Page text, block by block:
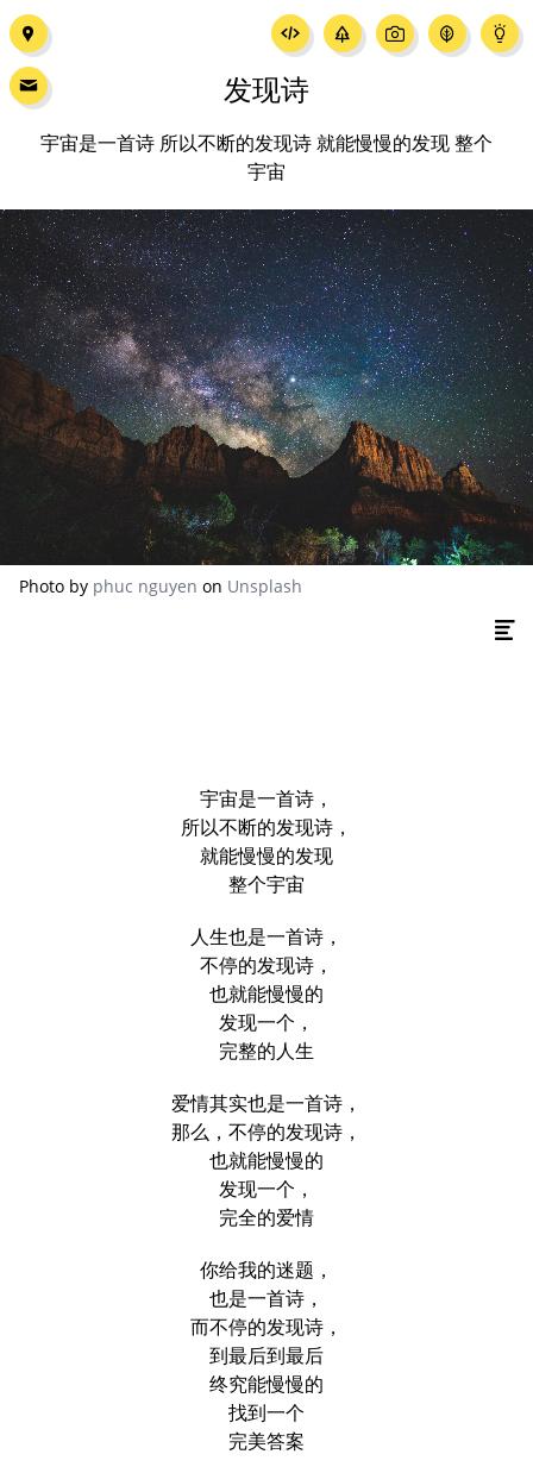
发现诗
宇宙是一首诗 所以不断的发现诗 就能慢慢的发现 整个
宇宙
Photo by phuc nguyen on Unsplash
宇宙是一首诗，
所以不断的发现诗，
就能慢慢的发现
整个宇宙
人生也是一首诗，
不停的发现诗，
也就能慢慢的
发现一个，
完整的人生
爱情其实也是一首诗，
那么，不停的发现诗，
也就能慢慢的
发现一个，
完全的爱情
你给我的迷题，
也是一首诗，
而不停的发现诗，
到最后到最后
终究能慢慢的
找到一个
完美答案